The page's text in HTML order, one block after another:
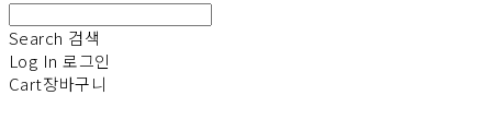
Search 검색
Log In 로그인
Cart장바구니